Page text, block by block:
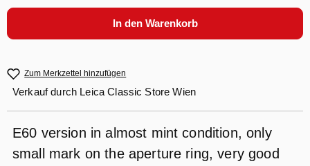
In den Warenkorb
Zum Merkzettel hinzufügen
Verkauf durch Leica Classic Store Wien
E60 version in almost mint condition, only
small mark on the aperture ring, very good